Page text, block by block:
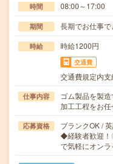
時間 08:00～17:00
期間 長期でお仕事で
時給 時給1200円
交通費
交通費規定内支
仕事内容
ゴム製品を製
加工工程をお
応募資格
ブランクOK /
◆経験者歓迎！
で気軽にオン